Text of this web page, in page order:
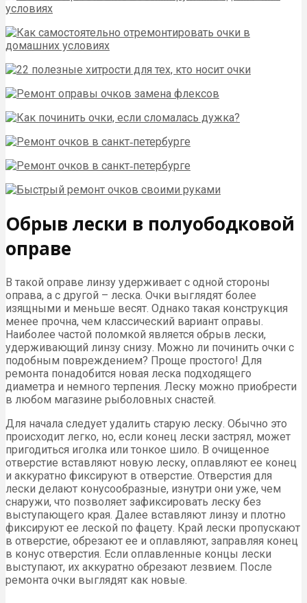
Обрыв лески в полуободковой
оправе
В такой оправе линзу удерживает с одной стороны
оправа, а с другой – леска. Очки выглядят более
изящными и меньше весят. Однако такая конструкция
менее прочна, чем классический вариант оправы.
Наиболее частой поломкой является обрыв лески,
удерживающий линзу снизу. Можно ли починить очки с
подобным повреждением? Проще простого! Для
ремонта понадобится новая леска подходящего
диаметра и немного терпения. Леску можно приобрести
в любом магазине рыболовных снастей.
Для начала следует удалить старую леску. Обычно это
происходит легко, но, если конец лески застрял, может
пригодиться иголка или тонкое шило. В очищенное
отверстие вставляют новую леску, оплавляют ее конец
и аккуратно фиксируют в отверстие. Отверстия для
лески делают конусообразные, изнутри они уже, чем
снаружи, что позволяет зафиксировать леску без
выступающего края. Далее вставляют линзу и плотно
фиксируют ее леской по фацету. Край лески пропускают
в отверстие, обрезают ее и оплавляют, заправляя конец
в конус отверстия. Если оплавленные концы лески
выступают, их аккуратно обрезают лезвием. После
ремонта очки выглядят как новые.